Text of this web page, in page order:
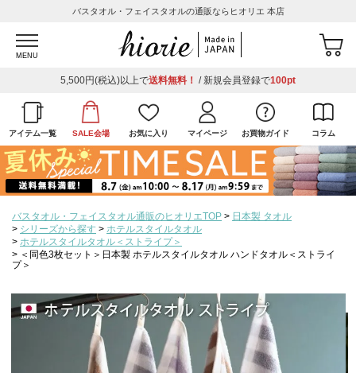
バスタオル・フェイスタオルの通販ならヒオリエ 本店
MENU
5,500円(税込)以上で送料無料！ / 新規会員登録で100pt
アイテム一覧 SALE会場 お気に入り マイページ お買物ガイド コラム
バスタオル・フェイスタオル通販のヒオリエTOP
日本製 タオル
シリーズから探す
ホテルスタイルタオル
ホテルスタイルタオル＜ストライプ＞
＜同色3枚セット＞日本製 ホテルスタイルタオル ハンドタオル＜ストライ
プ＞